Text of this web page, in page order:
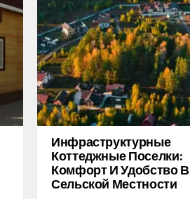
Инфраструктурные
Коттеджные Поселки:
Комфорт И Удобство В
Сельской Местности